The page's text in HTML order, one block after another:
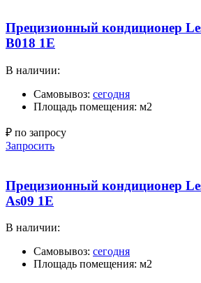
Прецизионный кондиционер
B018 1E
В наличии:
Самовывоз: сегодня
Площадь помещения: м2
₽ по запросу
Запросить
Прецизионный кондиционер
As09 1E
В наличии:
Самовывоз: сегодня
Площадь помещения: м2